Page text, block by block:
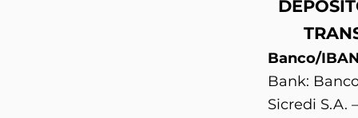
Banco/
Bank:
Sicredi S.A.